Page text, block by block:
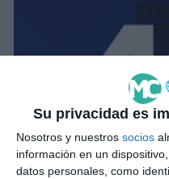
Su privacidad es
Nosotros y nuestros socios
información en un
datos personales, como